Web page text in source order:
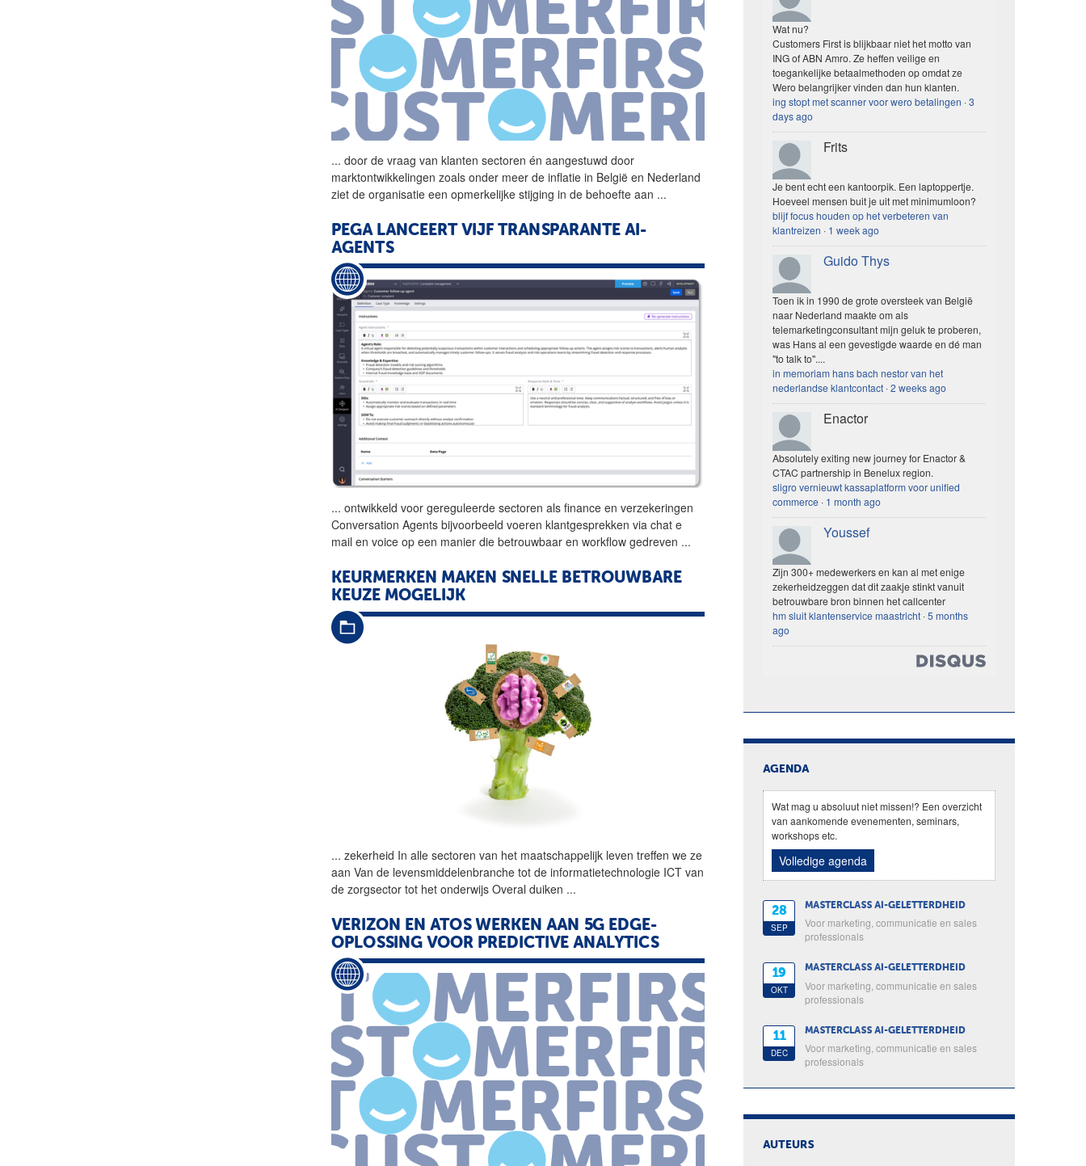
... door de vraag van klantensectoren én aangestuwd door
marktontwikkelingen zoals onder meer de inflatie in België en Nederland
ziet de organisatie een opmerkelijke stijging in de behoefte aan ...
PEGA LANCEERT VIJF TRANSPARANTE AI-
AGENTS
... ontwikkeld voor gereguleerdesectoren als finance en verzekeringen
Conversation Agents bijvoorbeeld voeren klantgesprekken via chat e
mail en voice op een manier die betrouwbaar en workflow gedreven ...
KEURMERKEN MAKEN SNELLE BETROUWBARE
KEUZE MOGELIJK
... zekerheid In allesectoren van het maatschappelijk leven treffen we ze
aan Van de levensmiddelenbranche tot de informatietechnologie ICT van
de zorgsector tot het onderwijs Overal duiken ...
VERIZON EN ATOS WERKEN AAN 5G EDGE-
OPLOSSING VOOR PREDICTIVE ANALYTICS
Wat nu?
Customers First is blijkbaar niet het motto van
ING of ABN Amro. Ze heffen veilige en
toegankelijke betaalmethoden op omdat ze
Wero belangrijker vinden dan hun klanten.
ing stopt met scanner voor wero betalingen ·3
days ago
Frits
Je bent echt een kantoorpik. Een laptoppertje.
Hoeveel mensen buit je uit met minimumloon?
blijf focus houden op het verbeteren van
klantreizen · 1 week ago
Guido Thys
Toen ik in 1990 de grote oversteek van België
naar Nederland maakte om als
telemarketingconsultant mijn geluk te proberen,
was Hans al een gevestigde waarde en dé man
"to talk to"....
in memoriam hans bach nestor van het
nederlandse klantcontact ·2 weeks ago
Enactor
Absolutely exiting new journey for Enactor &
CTAC partnership in Benelux region.
sligro vernieuwt kassaplatform voor unified
commerce · 1 month ago
Youssef
Zijn 300+ medewerkers en kan al met enige
zekerheidzeggen dat dit zaakje stinkt vanuit
betrouwbare bron binnen het callcenter
hm sluit klantenservice maastricht ·5 months
ago
AGENDA
Wat mag u absoluut niet missen!? Een overzicht
van aankomende evenementen, seminars,
workshops etc.
Volledige agenda
28
SEP
MASTERCLASS AI-GELETTERDHEID
Voor marketing, communicatie en sales
professionals
19
OKT
MASTERCLASS AI-GELETTERDHEID
Voor marketing, communicatie en sales
professionals
11
DEC
MASTERCLASS AI-GELETTERDHEID
Voor marketing, communicatie en sales
professionals
AUTEURS